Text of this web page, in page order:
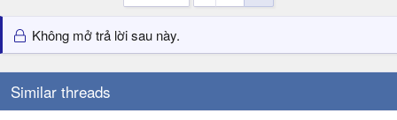
Không mở trả lời sau này.
Similar threads